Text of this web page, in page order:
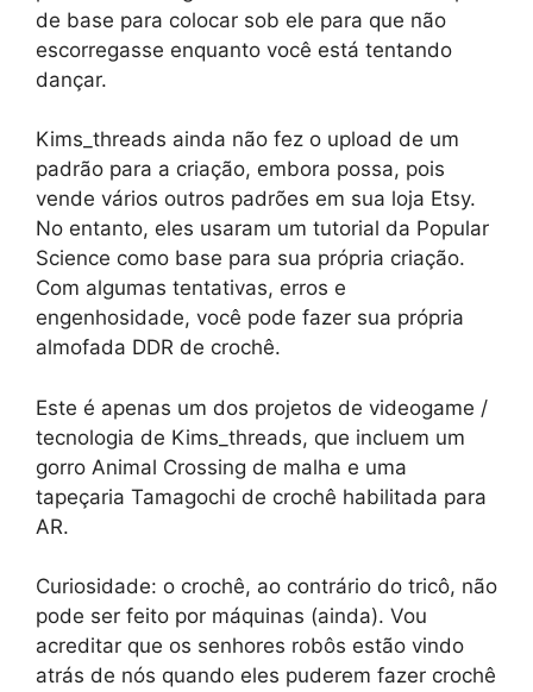
de base para colocar sob ele para que não
escorregasse enquanto você está tentando
dançar.
Kims_threads ainda não fez o upload de um
padrão para a criação, embora possa, pois
vende vários outros padrões em sua loja Etsy.
No entanto, eles usaram um tutorial da Popular
Science como base para sua própria criação.
Com algumas tentativas, erros e
engenhosidade, você pode fazer sua própria
almofada DDR de crochê.
Este é apenas um dos projetos de videogame /
tecnologia de Kims_threads, que incluem um
gorro Animal Crossing de malha e uma
tapeçaria Tamagochi de crochê habilitada para
AR.
Curiosidade: o crochê, ao contrário do tricô, não
pode ser feito por máquinas (ainda). Vou
acreditar que os senhores robôs estão vindo
atrás de nós quando eles puderem fazer crochê